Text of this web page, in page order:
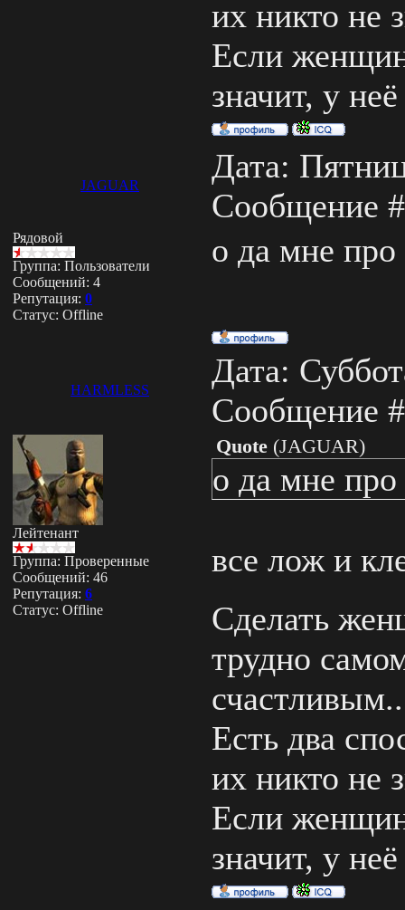
их никто не
Если
значит, у
JAGUAR
Дата:
Сообщение
Рядовой
Группа: Пользователи
Сообщений: 4
Репутация: 0
Статус: Offline
о да мне
HARMLESS
Дата:
Сообщение
Лейтенант
Группа: Проверенные
Сообщений: 46
Репутация: 6
Статус: Offline
Quote (JAGUAR)
о да мне про
все лож и
Сделать
трудно
Есть два
их никто не
Если
значит, у